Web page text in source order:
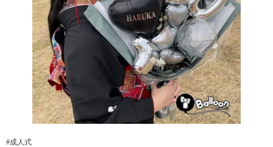
#成人式